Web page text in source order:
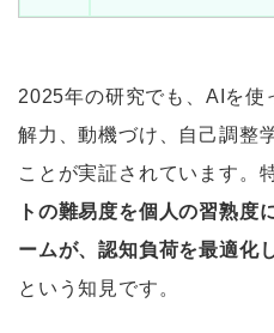
2025年の研究でも、AIを使
解力、動機づけ、自己調整
ことが実証されています。
トの難易度を個人の習熟度
ームが、認知負荷を最適化
という知見です。